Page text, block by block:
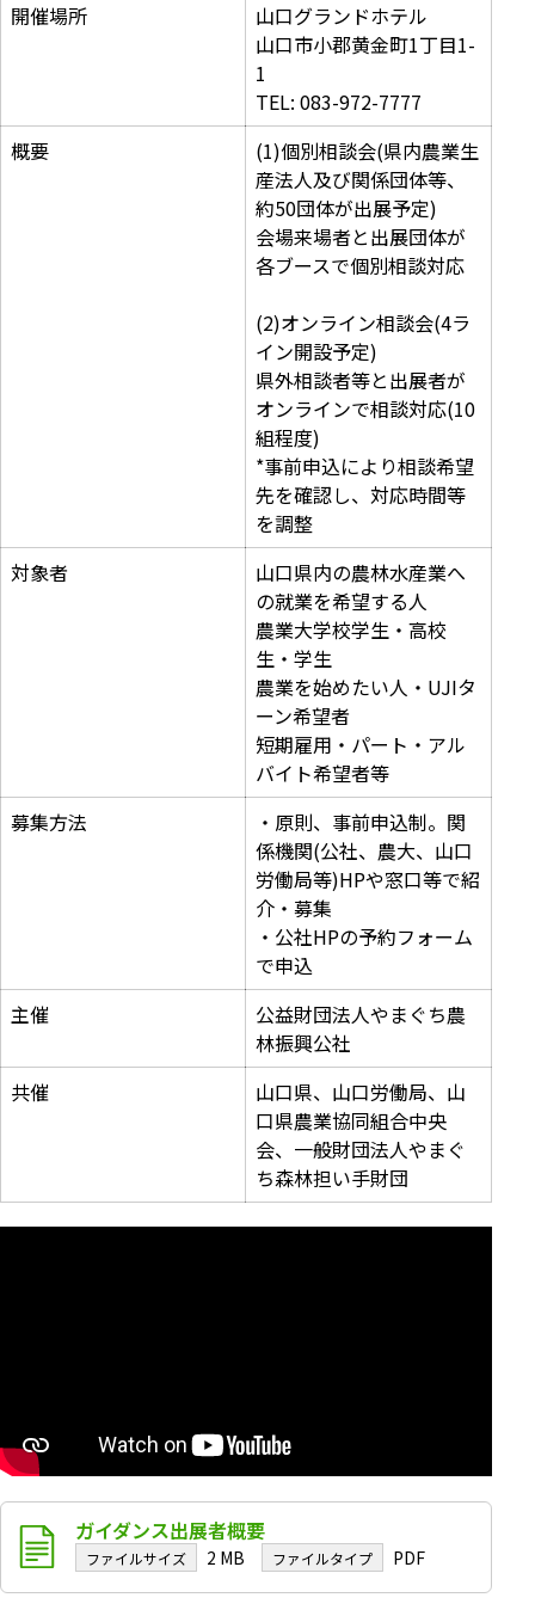
開催場所
山口グランドホテル
山口市小郡黄金町1丁目1-
1
TEL: 083-972-7777
概要
(1)個別相談会(県内農業生
産法人及び関係団体等、
約50団体が出展予定)
会場来場者と出展団体が
各ブースで個別相談対応
(2)オンライン相談会(4ラ
イン開設予定)
県外相談者等と出展者が
オンラインで相談対応(10
組程度)
*事前申込により相談希望
先を確認し、対応時間等
を調整
対象者
山口県内の農林水産業へ
の就業を希望する人
農業大学校学生・高校
生・学生
農業を始めたい人・UJIタ
ーン希望者
短期雇用・パート・アル
バイト希望者等
募集方法
・原則、事前申込制。関
係機関(公社、農大、山口
労働局等)HPや窓口等で紹
介・募集
・公社HPの予約フォーム
で申込
主催
公益財団法人やまぐち農
林振興公社
共催
山口県、山口労働局、山
口県農業協同組合中央
会、一般財団法人やまぐ
ち森林担い手財団
ガイダンス出展者概要
2 MB PDF